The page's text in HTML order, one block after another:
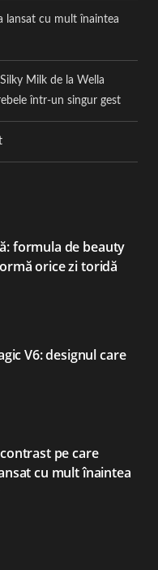
lansat cu mult înaintea
Milk de la Wella
într-un singur gest
formula de beauty
orice zi toridă
V6: designul care
pe care
cu mult înaintea